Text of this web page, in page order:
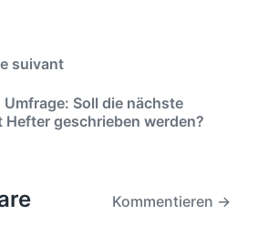
suivant
Soll die nächste
Hefter geschrieben werden?
Kommentieren →